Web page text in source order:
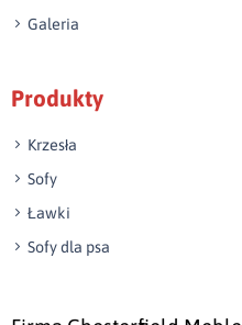
Galeria
Produkty
Krzesła
Sofy
Ławki
Sofy dla psa